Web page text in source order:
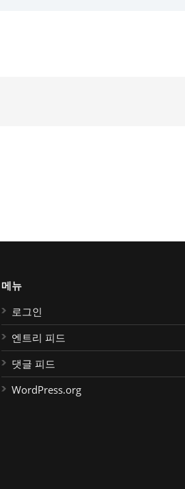
메뉴
로그인
엔트리 피드
댓글 피드
WordPress.org